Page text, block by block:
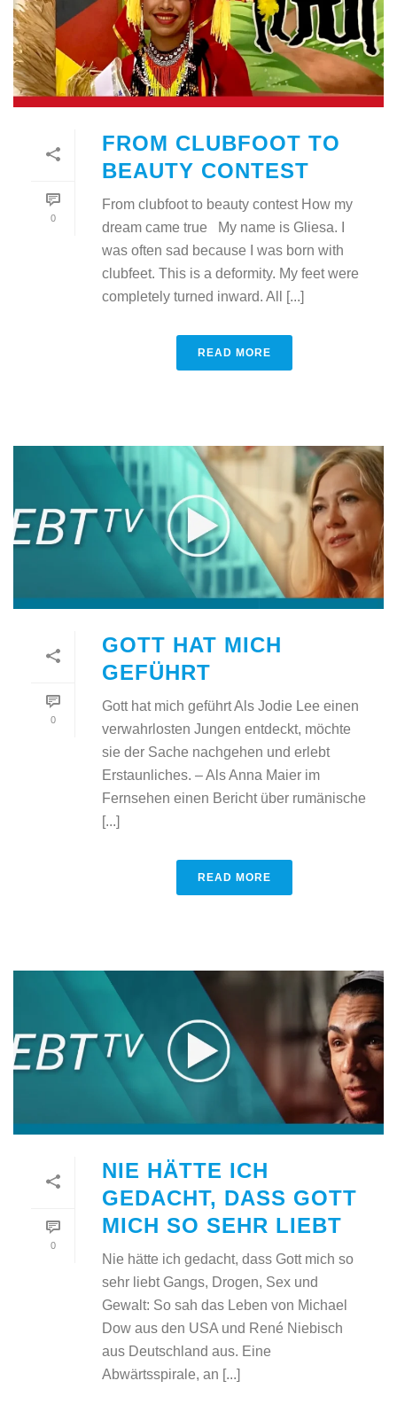
0
FROM CLUBFOOT TO
BEAUTY CONTEST
From clubfoot to beauty contest How my
dream came true My name is Gliesa. I
was often sad because I was born with
clubfeet. This is a deformity. My feet were
completely turned inward. All [...]
READ MORE
0
GOTT HAT MICH
GEFÜHRT
Gott hat mich geführt Als Jodie Lee einen
verwahrlosten Jungen entdeckt, möchte
sie der Sache nachgehen und erlebt
Erstaunliches. – Als Anna Maier im
Fernsehen einen Bericht über rumänische
[...]
READ MORE
0
NIE HÄTTE ICH
GEDACHT, DASS GOTT
MICH SO SEHR LIEBT
Nie hätte ich gedacht, dass Gott mich so
sehr liebt Gangs, Drogen, Sex und
Gewalt: So sah das Leben von Michael
Dow aus den USA und René Niebisch
aus Deutschland aus. Eine
Abwärtsspirale, an [...]